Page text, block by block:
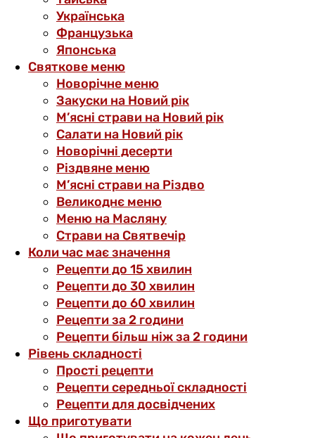
Українська
Французька
Японська
Святкове меню
Новорічне меню
Закуски на Новий рік
М’ясні страви на Новий рік
Салати на Новий рік
Новорічні десерти
Різдвяне меню
М’ясні страви на Різдво
Великоднє меню
Меню на Масляну
Страви на Святвечір
Коли час має значення
Рецепти до 15 хвилин
Рецепти до 30 хвилин
Рецепти до 60 хвилин
Рецепти за 2 години
Рецепти більш ніж за 2 години
Рівень складності
Прості рецепти
Рецепти середньої складності
Рецепти для досвідчених
Що приготувати